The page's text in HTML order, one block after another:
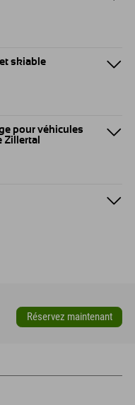
skiable
pour véhicules
Zillertal
Réservez maintenant